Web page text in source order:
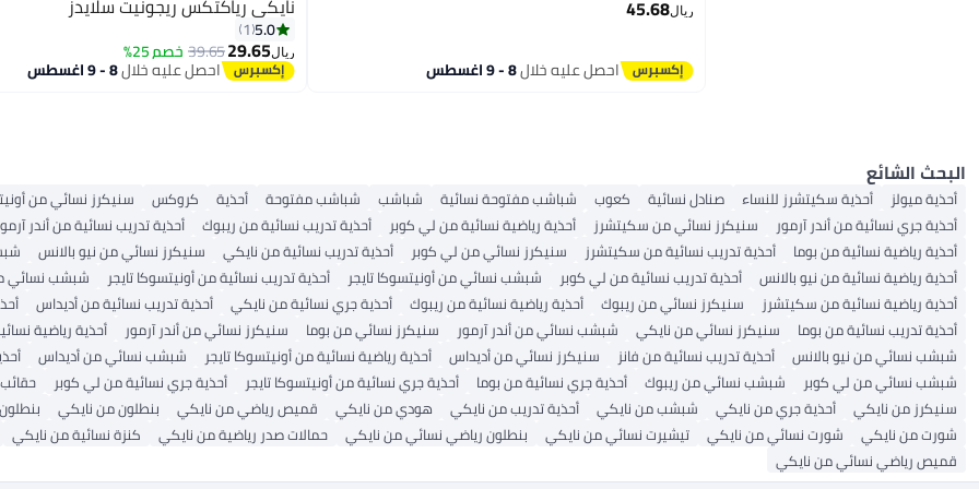
4
ريال45.68
احصل عليه خلال8 - 9 اغسطس
نايكي رياكتكس ريجونيت سلايدز
5.0
1
ريال29.65
39.65خصم 25%
احصل عليه خلال8 - 9 اغسطس
البحث الشائع
أحذية ميولز أحذية سكيتشرز للنساء صنادل نسائية كعوب شباشب مفتوحة نسائية شباشب شباشب مفتوحة أحذية كروكس سنيكرز نسائي من
أحذية جري نسائية من أندر آرمور
سنيكرز نسائي من سكيتشرز أحذية رياضية نسائية من لي كوبر أحذية تدريب نسائية من ريبوك أحذية تدريب نسائية من أندر
أحذية رياضية نسائية من بوما
أحذية تدريب نسائية من سكيتشرز سنيكرز نسائي من لي كوبر أحذية تدريب نسائية من نايكي سنيكرز نسائي من نيو بالانس
أحذية رياضية نسائية من نيو بالانس
أحذية تدريب نسائية من لي كوبر شبشب نسائي من أونيتسوكا تايجر أحذية تدريب نسائية من أونيتسوكا تايجر شبشب نسائي
أحذية رياضية نسائية من سكيتشرز
سنيكرز نسائي من ريبوك أحذية رياضية نسائية من ريبوك أحذية جري نسائية من نايكي أحذية تدريب نسائية من أديداس
أحذية تدريب نسائية من بوما
سنيكرز نسائي من نايكي شبشب نسائي من أندر آرمور سنيكرز نسائي من بوما سنيكرز نسائي من أندر آرمور أحذية رياضية
شبشب نسائي من نيو بالانس
أحذية تدريب نسائية من فانز سنيكرز نسائي من أديداس أحذية رياضية نسائية من أونيتسوكا تايجر شبشب نسائي من أديداس
شبشب نسائي من لي كوبر
شبشب نسائي من ريبوك أحذية جري نسائية من بوما أحذية جري نسائية من أونيتسوكا تايجر أحذية جري نسائية من لي كوبر
سنيكرز من نايكي
أحذية جري من نايكي شبشب من نايكي أحذية تدريب من نايكي هودي من نايكي قميص رياضي من نايكي بنطلون من نايكي
شورت من نايكي
شورت نسائي من نايكي تيشيرت نسائي من نايكي بنطلون رياضي نسائي من نايكي حمالات صدر رياضية من نايكي كنزة نسائية من نايكي
قميص رياضي نسائي من نايكي